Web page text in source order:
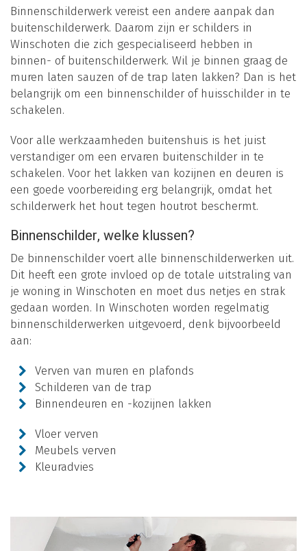
Binnenschilderwerk vereist een andere aanpak dan
buitenschilderwerk. Daarom zijn er schilders in
Winschoten die zich gespecialiseerd hebben in
binnen- of buitenschilderwerk. Wil je binnen graag de
muren laten sauzen of de trap laten lakken? Dan is het
belangrijk om een binnenschilder of huisschilder in te
schakelen.
Voor alle werkzaamheden buitenshuis is het juist
verstandiger om een ervaren buitenschilder in te
schakelen. Voor het lakken van kozijnen en deuren is
een goede voorbereiding erg belangrijk, omdat het
schilderwerk het hout tegen houtrot beschermt.
Binnenschilder, welke klussen?
De binnenschilder voert alle binnenschilderwerken uit.
Dit heeft een grote invloed op de totale uitstraling van
je woning in Winschoten en moet dus netjes en strak
gedaan worden. In Winschoten worden regelmatig
binnenschilderwerken uitgevoerd, denk bijvoorbeeld
aan:
Verven van muren en plafonds
Schilderen van de trap
Binnendeuren en -kozijnen lakken
Vloer verven
Meubels verven
Kleuradvies